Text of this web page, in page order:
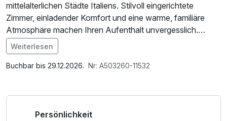
mittelalterlichen Städte Italiens. Stilvoll eingerichtete
Zimmer, einladender Komfort und eine warme, familiäre
Atmosphäre machen Ihren Aufenthalt unvergesslich.
Rund um das Hotel erwartet Sie eine Region voller
Geschichte, Kunst und kulinarischer Genüsse: Schlendern
einer der gemütlichen Trattorien. Nur wenige Schritte
Im Angebot enthalten
1 x Welcome Drink, 1 Flasche Mineralwasser,
Weiterlesen
Buchbar bis 29.12.2026. Nr: A503260-11532
Persönlichkeit